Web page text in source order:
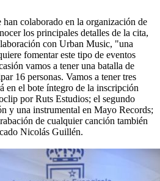
han colaborado en la organización de
los principales detalles de la cita,
con Urban Music, "una
fomentar este tipo de eventos
vamos a tener una batalla de
16 personas. Vamos a tener tres
en el bote íntegro de la inscripción
por Ruts Estudios; el segundo
y una instrumental en Mayo Records;
de cualquier canción también
Nicolás Guillén.